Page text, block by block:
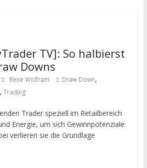
TV]: So halbierst
Downs
Rene Wolfram Draw Down,
Trading
Trader speziell im Retailbereich
Energie, um sich Gewinnpotenziale
verlieren sie die Grundlage